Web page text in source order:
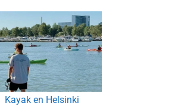
Kayak en Helsinki